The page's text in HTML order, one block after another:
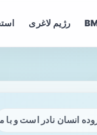
رژیم لاغری